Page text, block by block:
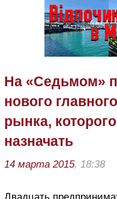
На «Седьмом»
нового
рынка,
назначать
14 марта 2015, 18:38
Двадцать